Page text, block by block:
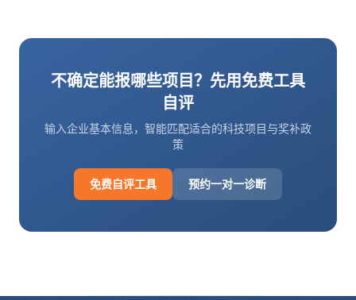
不确定能报哪些项目？先用免费工具
自评
输入企业基本信息，智能匹配适合的科技项目与奖补政
策
免费自评工具 预约一对一诊断